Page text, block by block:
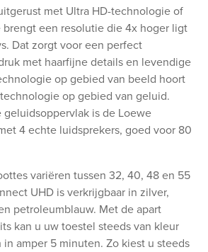
met Ultra HD-technologie of
brengt een resolutie die 4x hoger ligt
Dat zorgt voor een perfect
met haarfijne details en levendige
op gebied van beeld hoort
op gebied van geluid.
geluidsoppervlak is de Loewe
4 echte luidsprekers, goed voor 80
variëren tussen 32, 40, 48 en 55
UHD is verkrijgbaar in zilver,
petroleumblauw. Met de apart
kan u uw toestel steeds van kleur
amper 5 minuten. Zo kiest u steeds